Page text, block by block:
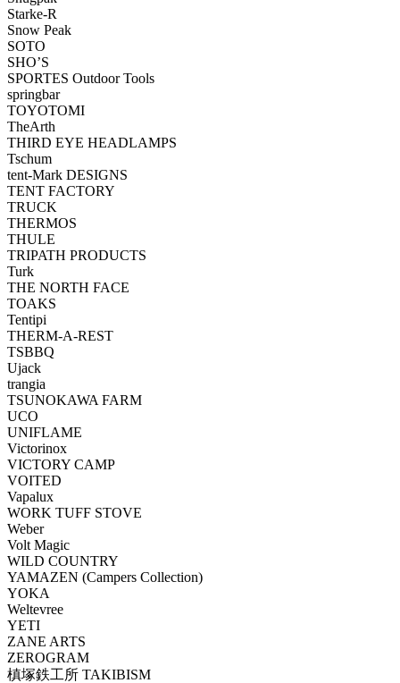
Starke-R
Snow Peak
SOTO
SHO’S
SPORTES Outdoor Tools
springbar
TOYOTOMI
TheArth
THIRD EYE HEADLAMPS
Tschum
tent-Mark DESIGNS
TENT FACTORY
TRUCK
THERMOS
THULE
TRIPATH PRODUCTS
Turk
THE NORTH FACE
TOAKS
Tentipi
THERM-A-REST
TSBBQ
Ujack
trangia
TSUNOKAWA FARM
UCO
UNIFLAME
Victorinox
VICTORY CAMP
VOITED
Vapalux
WORK TUFF STOVE
Weber
Volt Magic
WILD COUNTRY
YAMAZEN (Campers Collection)
YOKA
Weltevree
YETI
ZANE ARTS
ZEROGRAM
槙塚鉄工所 TAKIBISM